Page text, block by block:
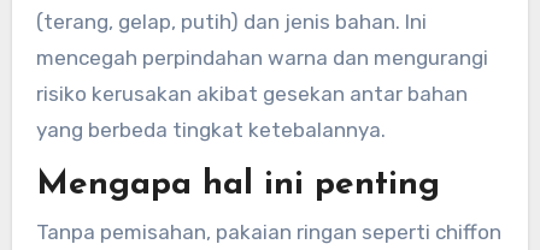
(terang, gelap, putih) dan jenis bahan. Ini
mencegah perpindahan warna dan mengurangi
risiko kerusakan akibat gesekan antar bahan
yang berbeda tingkat ketebalannya.
Mengapa hal ini penting
Tanpa pemisahan, pakaian ringan seperti chiffon